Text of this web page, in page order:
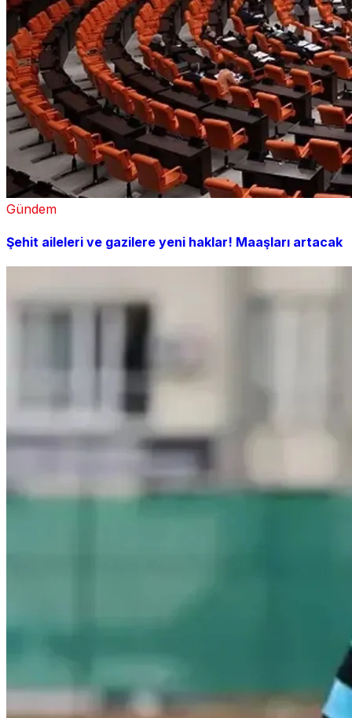
Gündem
Şehit aileleri ve gazilere yeni haklar! Maaşları artacak